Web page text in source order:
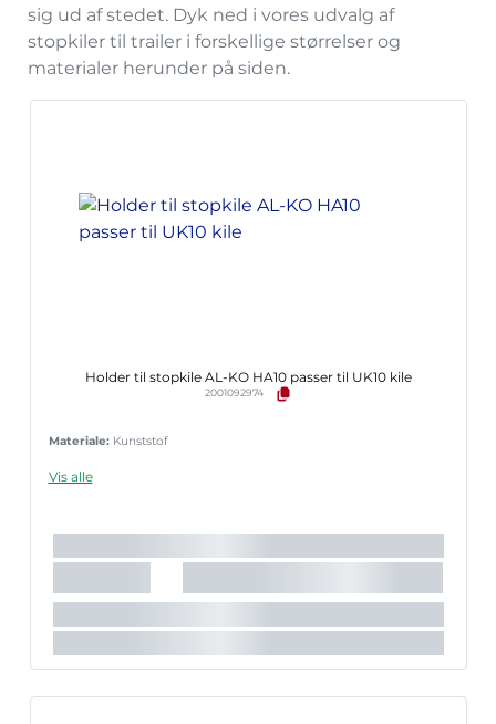
sig ud af stedet. Dyk ned i vores udvalg af
stopkiler til trailer i forskellige størrelser og
materialer herunder på siden.
Holder til stopkile AL-KO HA10 passer til UK10 kile
2001092974
Materiale: Kunststof
Vis alle